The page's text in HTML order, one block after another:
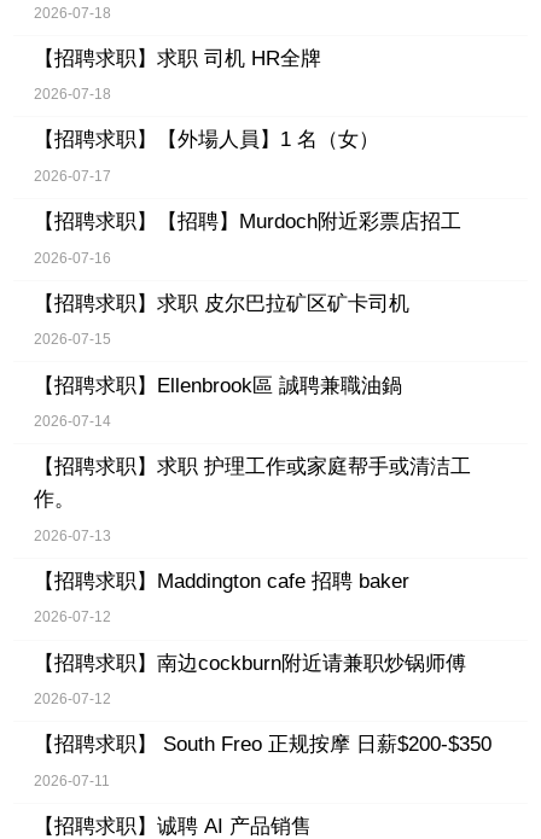
2026-07-18
【招聘求职】 求职 司机 HR全牌
2026-07-18
【招聘求职】 【外場人員】1 名（女）
2026-07-17
【招聘求职】 【招聘】Murdoch附近彩票店招工
2026-07-16
【招聘求职】 求职 皮尔巴拉矿区矿卡司机
2026-07-15
【招聘求职】 Ellenbrook區 誠聘兼職油鍋
2026-07-14
【招聘求职】 求职 护理工作或家庭帮手或清洁工
作。
2026-07-13
【招聘求职】 Maddington cafe 招聘 baker
2026-07-12
【招聘求职】 南边cockburn附近请兼职炒锅师傅
2026-07-12
【招聘求职】 South Freo 正规按摩 日薪$200-$350
2026-07-11
【招聘求职】 诚聘 AI 产品销售